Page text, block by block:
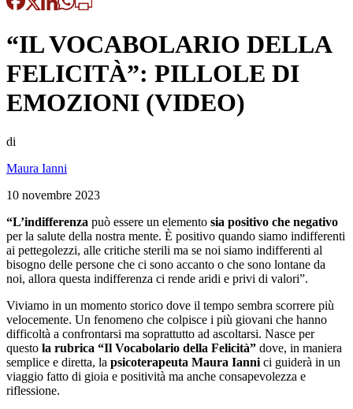
“IL VOCABOLARIO DELLA
FELICITÀ”: PILLOLE DI
EMOZIONI (VIDEO)
di
Maura Ianni
10 novembre 2023
“L’indifferenza può essere un elemento sia positivo che negativo
per la salute della nostra mente. È positivo quando siamo indifferenti
ai pettegolezzi, alle critiche sterili ma se noi siamo indifferenti al
bisogno delle persone che ci sono accanto o che sono lontane da
noi, allora questa indifferenza ci rende aridi e privi di valori”.
Viviamo in un momento storico dove il tempo sembra scorrere più
velocemente. Un fenomeno che colpisce i più giovani che hanno
difficoltà a confrontarsi ma soprattutto ad ascoltarsi. Nasce per
questo la rubrica “Il Vocabolario della Felicità” dove, in maniera
semplice e diretta, la psicoterapeuta Maura Ianni ci guiderà in un
viaggio fatto di gioia e positività ma anche consapevolezza e
riflessione.